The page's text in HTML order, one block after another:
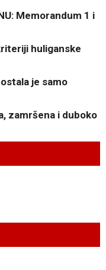
Memorandum 1 i
huliganske
ostala je samo
zamršena i duboko